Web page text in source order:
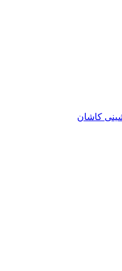
کاشان